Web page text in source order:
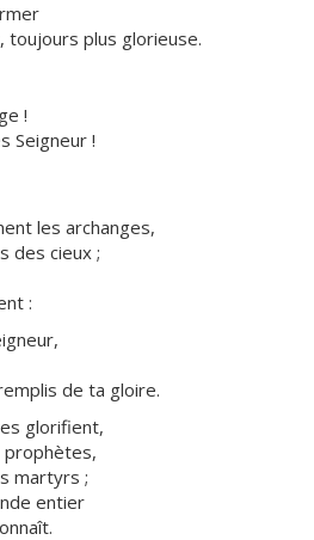
toujours plus glorieuse.
!
Seigneur !
les archanges,
des cieux ;
:
de ta gloire.
glorifient,
prophètes,
martyrs ;
entier